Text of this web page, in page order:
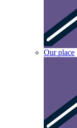
Our place